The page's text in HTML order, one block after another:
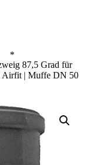
*
87,5 Grad für
Airfit | Muffe DN 50